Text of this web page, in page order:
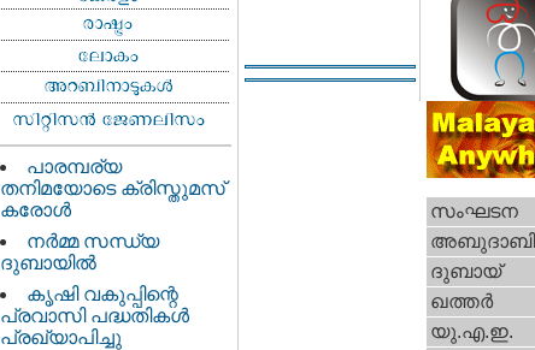
പാരമ്പര്യ
തനിമയോടെ ക്രിസ്തുമസ്
കരോള്‍
നര്‍മ്മ സന്ധ്യ
ദുബായില്‍
കൃഷി വകുപ്പിന്റെ
പ്രവാസി പദ്ധതികള്‍
പ്രഖ്യാപിച്ചു
സംഘടന
അബുദാബി
ദുബായ്‌
ഖത്തര്‍
യു.എ.ഇ.